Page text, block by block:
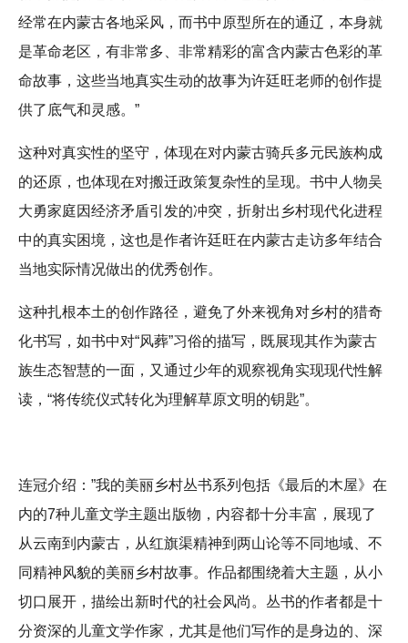
经常在内蒙古各地采风，而书中原型所在的通辽，本身就
是革命老区，有非常多、非常精彩的富含内蒙古色彩的革
命故事，这些当地真实生动的故事为许廷旺老师的创作提
供了底气和灵感。”
这种对真实性的坚守，体现在对内蒙古骑兵多元民族构成
的还原，也体现在对搬迁政策复杂性的呈现。书中人物吴
大勇家庭因经济矛盾引发的冲突，折射出乡村现代化进程
中的真实困境，这也是作者许廷旺在内蒙古走访多年结合
当地实际情况做出的优秀创作。
这种扎根本土的创作路径，避免了外来视角对乡村的猎奇
化书写，如书中对“风葬”习俗的描写，既展现其作为蒙古
族生态智慧的一面，又通过少年的观察视角实现现代性解
读，“将传统仪式转化为理解草原文明的钥匙”。
连冠介绍：”我的美丽乡村丛书系列包括《最后的木屋》在
内的7种儿童文学主题出版物，内容都十分丰富，展现了
从云南到内蒙古，从红旗渠精神到两山论等不同地域、不
同精神风貌的美丽乡村故事。作品都围绕着大主题，从小
切口展开，描绘出新时代的社会风尚。丛书的作者都是十
分资深的儿童文学作家，尤其是他们写作的是身边的、深